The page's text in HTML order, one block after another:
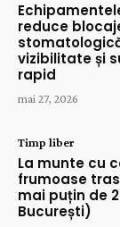
reduce
vizibilitate și
rapid
mai 27, 2026
Timp liber
La munte cu
frumoase
mai puțin de
București)